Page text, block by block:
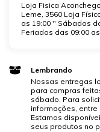
Loja Fisica
Leme, 3560 Loja
as 19:00 '' Sábados
Feriados das 09:00
Lembrando
Nossas entregas
para compras
sábado. Para
informações,
Estamos
seus produtos no